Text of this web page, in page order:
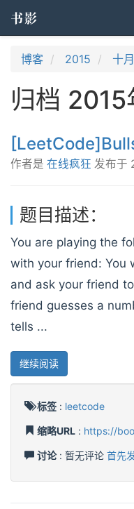
书影
博客 2015 十月
归档 2015
作者是 在线疯狂 发布于
题目描述：
You are playing the
with your friend: You
and ask your friend
friend guesses a
tells ...
继续阅读
标签 : leetcode
缩略URL : https://
讨论: 暂无评论 首先